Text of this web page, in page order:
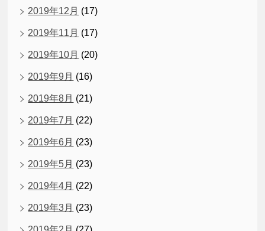
2019年12月 (17)
2019年11月 (17)
2019年10月 (20)
2019年9月 (16)
2019年8月 (21)
2019年7月 (22)
2019年6月 (23)
2019年5月 (23)
2019年4月 (22)
2019年3月 (23)